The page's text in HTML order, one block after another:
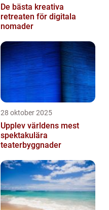
De bästa kreativa
retreaten för digitala
nomader
28 oktober 2025
Upplev världens mest
spektakulära
teaterbyggnader